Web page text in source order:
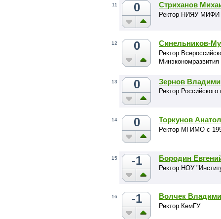
11 0 Стриханов
Ректор НИЯУ МИФИ
12 0 Синельников-
Ректор
Минэкономразвития
13 0 Зернов
Ректор
14 0 Торкунов
Ректор МГИМО с
15 -1 Бородин
Ректор НОУ
16 -1 Волчек
Ректор КемГУ